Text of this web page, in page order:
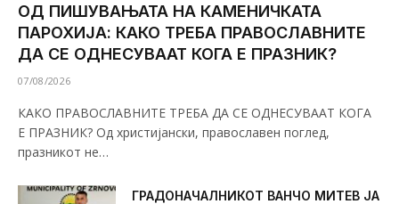
ОД ПИШУВАЊАТА НА КАМЕНИЧКАТА
ПАРОХИЈА: КАКО ТРЕБА ПРАВОСЛАВНИТЕ
ДА СЕ ОДНЕСУВААТ КОГА Е ПРАЗНИК?
07/08/2026
КАКО ПРАВОСЛАВНИТЕ ТРЕБА ДА СЕ ОДНЕСУВААТ КОГА
Е ПРАЗНИК? Од христијански, православен поглед,
празникот не…
ГРАДОНАЧАЛНИКОТ ВАНЧО МИТЕВ ЈА